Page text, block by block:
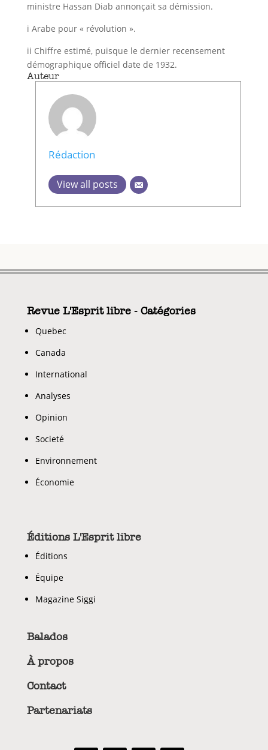
ministre Hassan Diab annonçait sa démission.
i Arabe pour « révolution ».
ii Chiffre estimé, puisque le dernier recensement
démographique officiel date de 1932.
Auteur
Rédaction
View all posts
Revue L'Esprit libre - Catégories
Quebec
Canada
International
Analyses
Opinion
Societé
Environnement
Économie
Éditions L'Esprit libre
Éditions
Équipe
Magazine Siggi
Balados
À propos
Contact
Partenariats